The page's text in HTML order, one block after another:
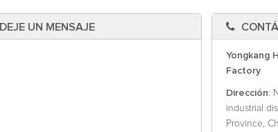
DEJE UN MENSAJE
Yongkang
Factory
Dirección:
industrial
Province,